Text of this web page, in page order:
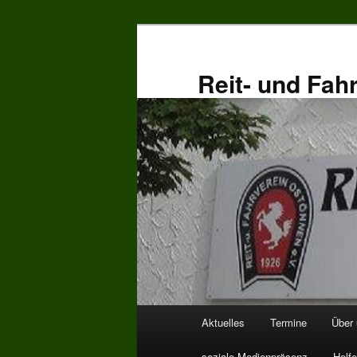
Reit- und
Aktuelles Termine Über